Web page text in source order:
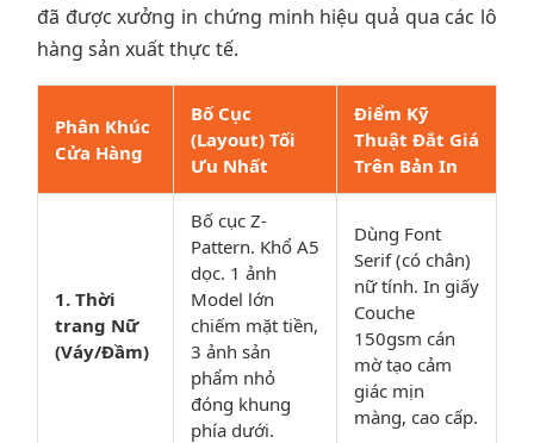
đã được xưởng in chứng minh hiệu quả qua các lô
hàng sản xuất thực tế.
Phân Khúc
Cửa Hàng
Bố Cục
(Layout) Tối
Ưu Nhất
Điểm Kỹ
Thuật Đắt Giá
Trên Bản In
1. Thời
trang Nữ
(Váy/Đầm)
Bố cục Z-
Pattern. Khổ A5
dọc. 1 ảnh
Model lớn
chiếm mặt tiền,
3 ảnh sản
phẩm nhỏ
đóng khung
phía dưới.
Dùng Font
Serif (có chân)
nữ tính. In giấy
Couche
150gsm cán
mờ tạo cảm
giác mịn
màng, cao cấp.